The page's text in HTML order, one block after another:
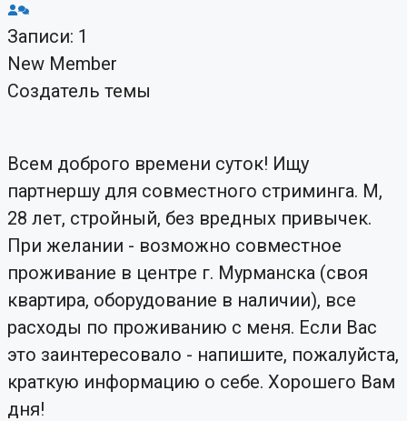
Записи: 1
New Member
Создатель темы
Всем доброго времени суток! Ищу
партнершу для совместного стриминга. М,
28 лет, стройный, без вредных привычек.
При желании - возможно совместное
проживание в центре г. Мурманска (своя
квартира, оборудование в наличии), все
расходы по проживанию с меня. Если Вас
это заинтересовало - напишите, пожалуйста,
краткую информацию о себе. Хорошего Вам
дня!